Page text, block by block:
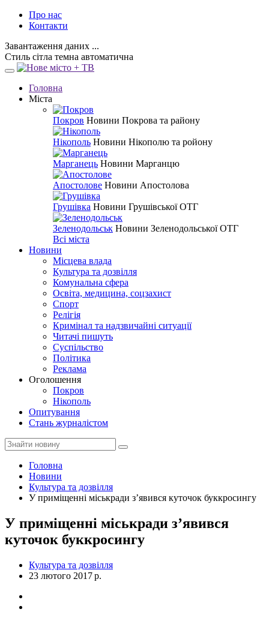
Про нас
Контакти
Завантаження даних ...
Стиль сітла темна автоматична
Головна
Міста
Покров Новини Покрова та району
Нікополь Новини Нікополю та ройону
Марганець Новини Марганцю
Апостолове Новини Апостолова
Грушівка Новини Грушівської ОТГ
Зеленодольськ Новини Зеленодольської ОТГ
Всі міста
Новини
Місцева влада
Культура та дозвілля
Комунальна сфера
Освіта, медицина, соцзахист
Спорт
Релігія
Кримінал та надзвичайні ситуації
Читачі пишуть
Суспільство
Політика
Реклама
Оголошення
Покров
Нікополь
Опитування
Стань журналістом
Головна
Новини
Культура та дозвілля
У приміщенні міськради з’явився куточок буккросингу
У приміщенні міськради з’явився
куточок буккросингу
Культура та дозвілля
23 лютого 2017 р.